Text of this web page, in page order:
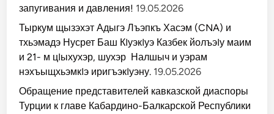
запугивания и давления! 19.05.2026
Тыркум щызэхэт Адыгэ Лъэпкъ Хасэм (CNA) и
тхьэмадэ Нусрет Баш КIуэкIуэ Казбек йолъэIу маим
и 21- м цIыхухэр, шухэр Налшыч и уэрам
нэхъыщхьэмкIэ иригъэкIуэну. 19.05.2026
Обращение представителей кавказской диаспоры
Турции к главе Кабардино-Балкарской Республики